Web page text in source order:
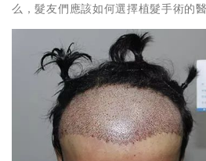
么，髮友們應該如何選擇植髮手術的